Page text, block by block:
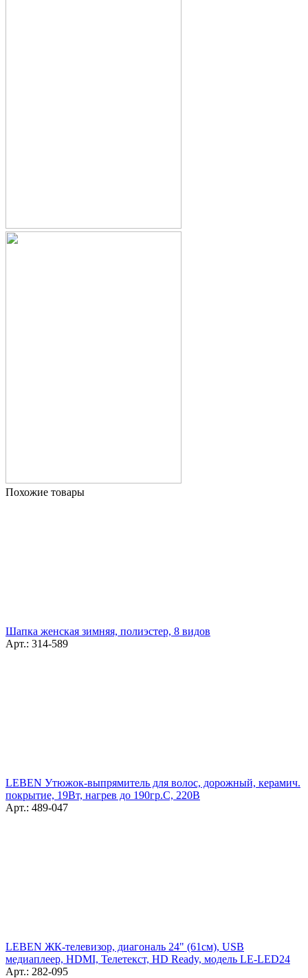
Похожие товары
Шапка женская зимняя, полиэстер, 8 видов
Арт.: 314-589
LEBEN Утюжок-выпрямитель для волос, дорожный, керамич.
покрытие, 19Вт, нагрев до 190гр.С, 220В
Арт.: 489-047
LEBEN ЖК-телевизор, диагональ 24" (61см), USB
медиаплеер, HDMI, Телетекст, HD Ready, модель LE-LED24
Арт.: 282-095